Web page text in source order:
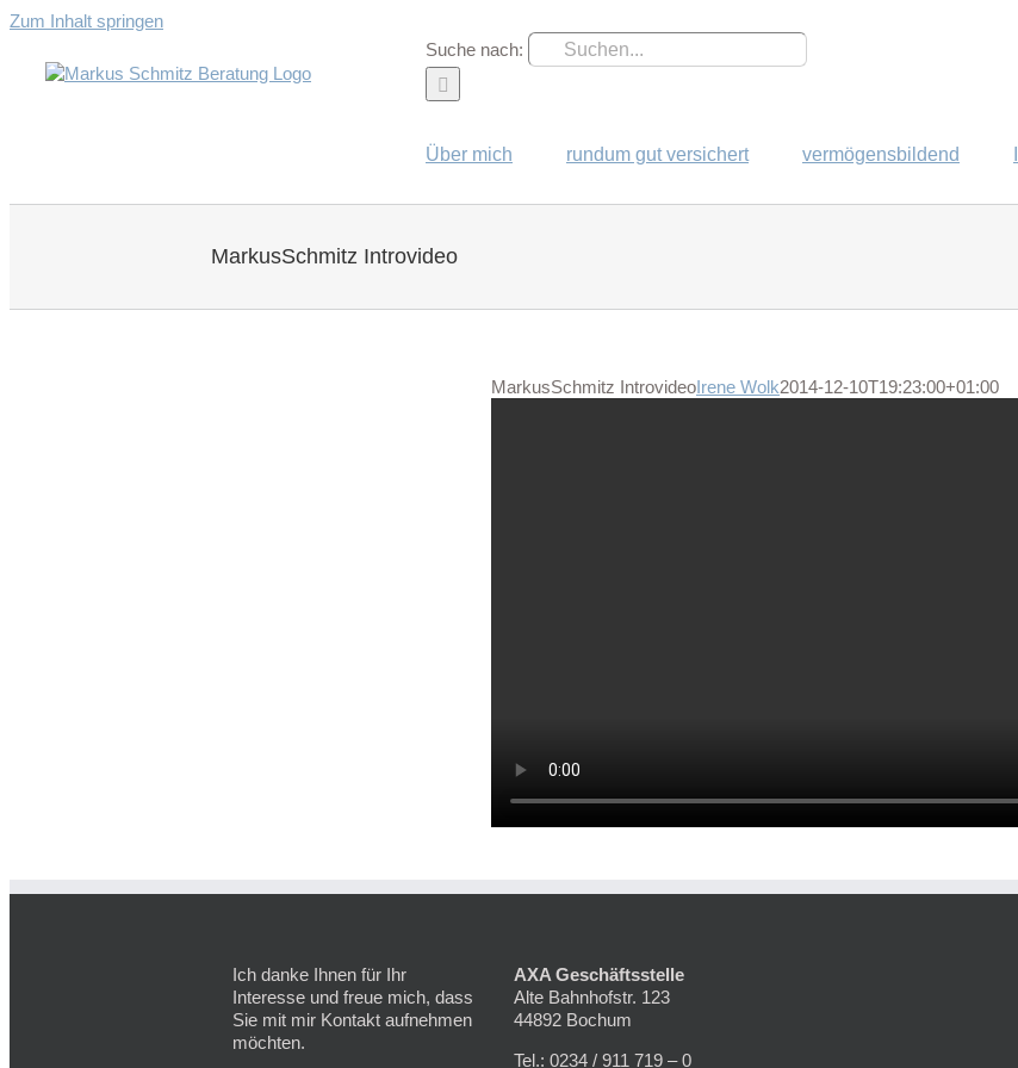
Zum Inhalt springen
Suche nach:
Über mich rundum gut versichert vermögensbildend
MarkusSchmitz Introvideo
MarkusSchmitz IntrovideoIrene Wolk2014-12-10T19:23:00+01:00
Ich danke Ihnen für Ihr
Interesse und freue mich, dass
Sie mit mir Kontakt aufnehmen
möchten.
AXA Geschäftsstelle
Alte Bahnhofstr. 123
44892 Bochum
Tel.: 0234 / 911 719 – 0